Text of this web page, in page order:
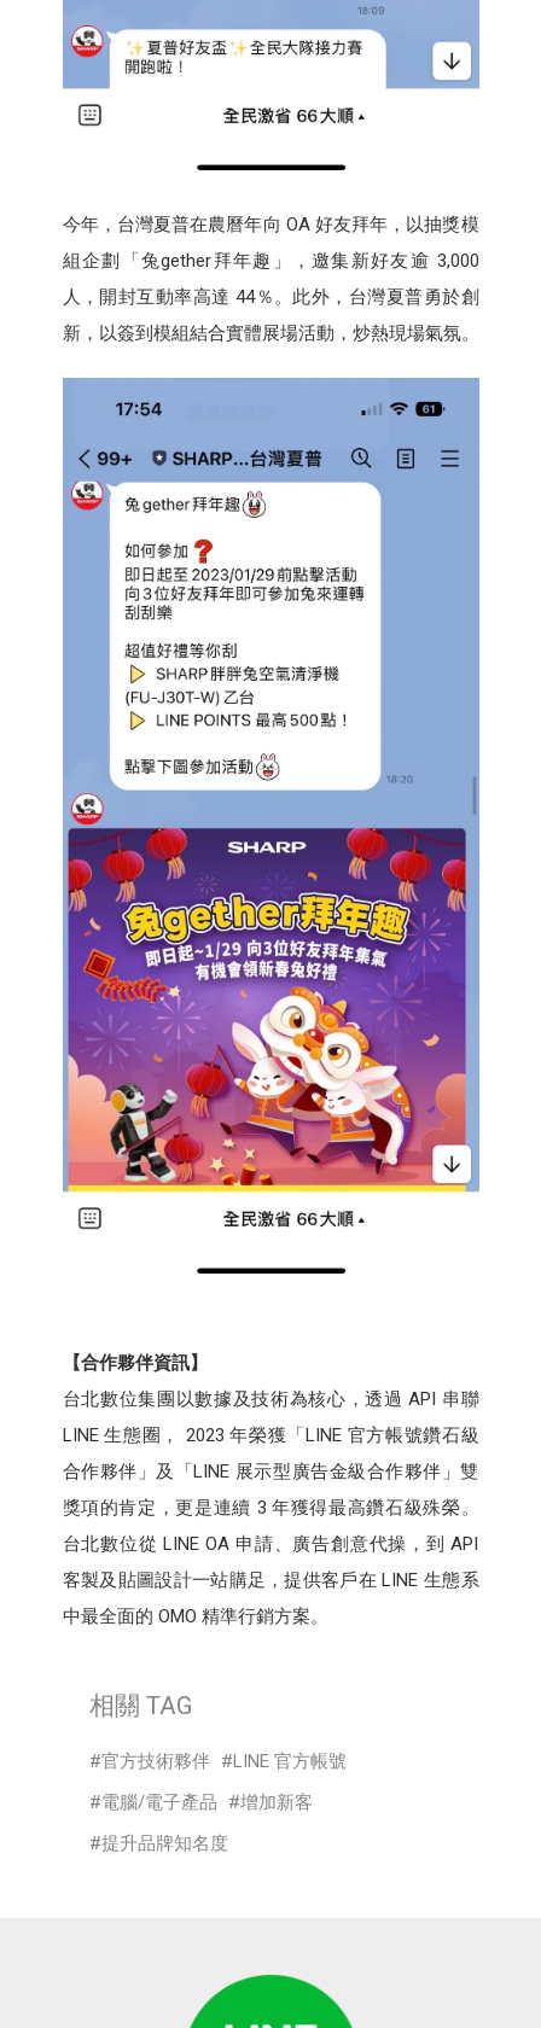
今年，台灣夏普在農曆年向 OA 好友拜年，以抽獎模
組企劃「兔gether拜年趣」，邀集新好友逾 3,000
人，開封互動率高達 44％。此外，台灣夏普勇於創
新，以簽到模組結合實體展場活動，炒熱現場氣氛。
【合作夥伴資訊】
台北數位集團以數據及技術為核心，透過 API 串聯
LINE 生態圈， 2023 年榮獲「LINE 官方帳號鑽石級
合作夥伴」及「LINE 展示型廣告金級合作夥伴」雙
獎項的肯定，更是連續 3 年獲得最高鑽石級殊榮。
台北數位從 LINE OA 申請、廣告創意代操，到 API
客製及貼圖設計一站購足，提供客戶在 LINE 生態系
中最全面的 OMO 精準行銷方案。
相關 TAG
官方技術夥伴
LINE 官方帳號
電腦/電子產品
增加新客
提升品牌知名度